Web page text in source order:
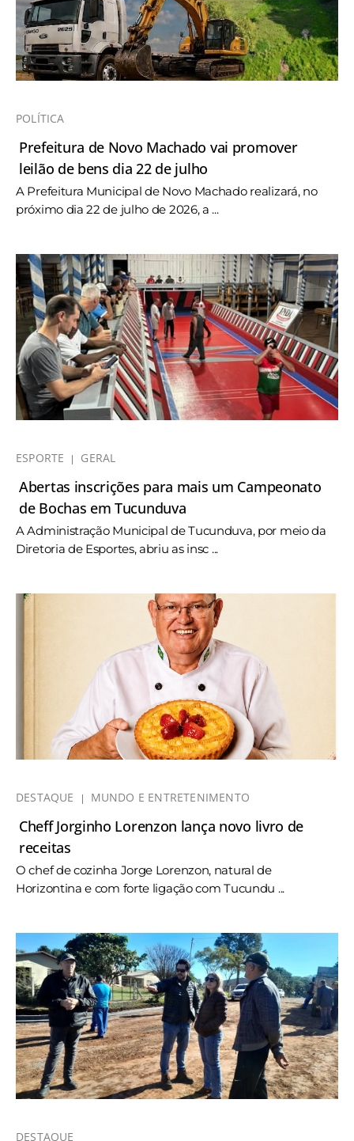
POLÍTICA
Prefeitura de Novo Machado vai promover
leilão de bens dia 22 de julho
A Prefeitura Municipal de Novo Machado realizará, no
próximo dia 22 de julho de 2026, a ...
ESPORTE GERAL
Abertas inscrições para mais um Campeonato
de Bochas em Tucunduva
A Administração Municipal de Tucunduva, por meio da
Diretoria de Esportes, abriu as insc ...
DESTAQUE MUNDO E ENTRETENIMENTO
Cheff Jorginho Lorenzon lança novo livro de
receitas
O chef de cozinha Jorge Lorenzon, natural de
Horizontina e com forte ligação com Tucundu ...
DESTAQUE